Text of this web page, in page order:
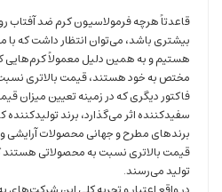
قاعدتاً هرچه فرمولاسیون کرم ضد آفتاب
بیشتری باشد، می‌توان انتظار داشت که
هستیم و به همین دلیل معمولاً کرم‌هایی
مختص به خود هستند، قیمت بالاتری
فاکتور دیگری که در زمینه تعیین میزان
سفیدکننده اثر می‌گذارد، برند
برند‌های مطرح و جهانی محصولات آرایشی
قیمت بالاتری نسبت به محصولاتی هستند
تولید می‌رسند.